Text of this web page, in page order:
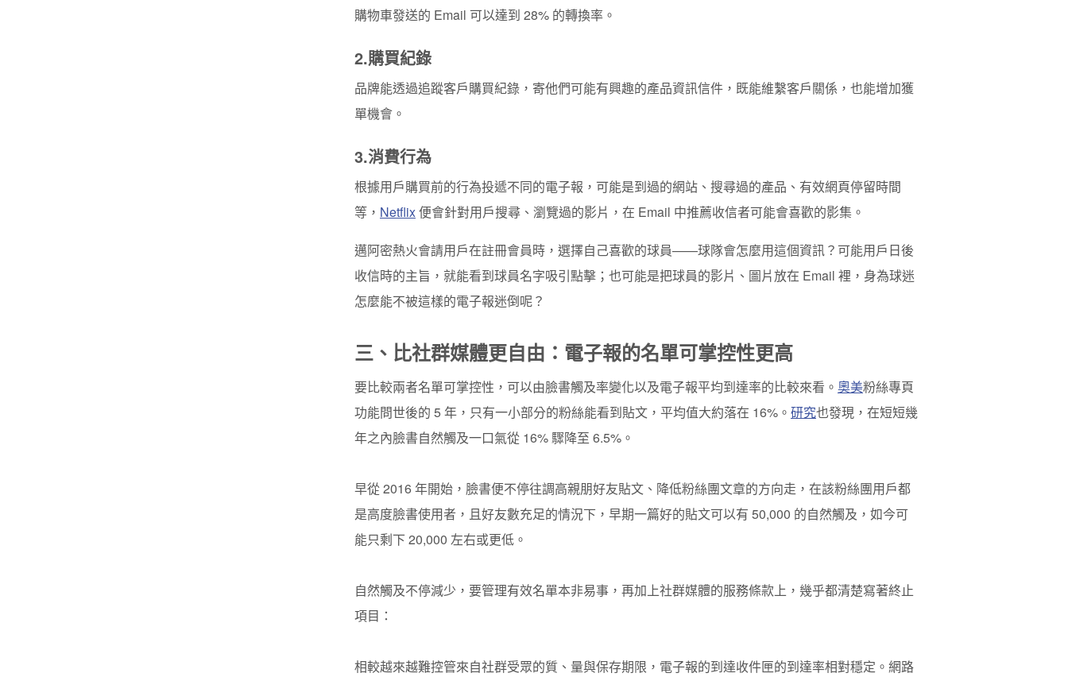
購物車發送的 Email 可以達到 28% 的轉換率。
2.購買紀錄
品牌能透過追蹤客戶購買紀錄，寄他們可能有興趣的產品資訊信件，既能維繫客戶關係，也能增加獲
單機會。
3.消費行為
根據用戶購買前的行為投遞不同的電子報，可能是到過的網站、搜尋過的產品、有效網頁停留時間
等， Netflix便會針對用戶搜尋、瀏覽過的影片，在 Email 中推薦收信者可能會喜歡的影集。
邁阿密熱火會請用戶在註冊會員時，選擇自己喜歡的球員——球隊會怎麼用這個資訊？可能用戶日後
收信時的主旨，就能看到球員名字吸引點擊；也可能是把球員的影片、圖片放在 Email 裡，身為球迷
怎麼能不被這樣的電子報迷倒呢？
三、比社群媒體更自由：電子報的名單可掌控性更高
要比較兩者名單可掌控性，可以由臉書觸及率變化以及電子報平均到達率的比較來看。 奧美粉絲專頁
功能問世後的 5 年，只有一小部分的粉絲能看到貼文，平均值大約落在 16%。 研究也發現，在短短幾
年之內臉書自然觸及一口氣從 16% 驟降至 6.5%。
早從 2016 年開始，臉書便不停往調高親朋好友貼文、降低粉絲團文章的方向走，在該粉絲團用戶都
是高度臉書使用者，且好友數充足的情況下，早期一篇好的貼文可以有 50,000 的自然觸及，如今可
能只剩下 20,000 左右或更低。
自然觸及不停減少，要管理有效名單本非易事，再加上社群媒體的服務條款上，幾乎都清楚寫著終止
項目：
相較越來越難控管來自社群受眾的質、量與保存期限，電子報的到達收件匣的到達率相對穩定。網路